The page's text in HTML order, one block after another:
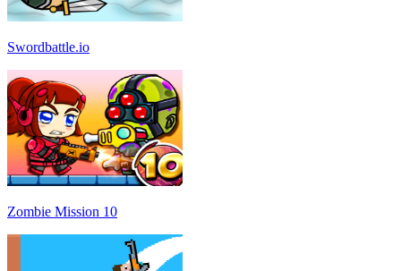
Swordbattle.io
Zombie Mission 10